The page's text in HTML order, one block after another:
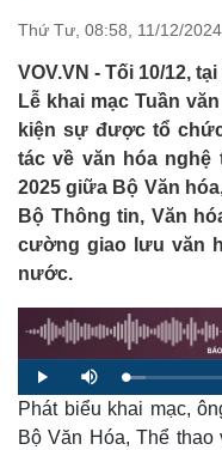
Thứ Tư, 08:58, 11/12/2024
VOV.VN - Tối 10/12,
Lễ khai mạc Tuần
kiện sự được tổ
tác về văn hóa nghệ
2025 giữa Bộ Văn
Bộ Thông tin, Văn
cường giao lưu văn
nước.
P
l
a
y
M
u
t
e
L
o
a
d
e
Phát biểu khai mạc,
Bộ Văn Hóa, Thể